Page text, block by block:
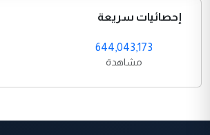
إحصائيات سريعة
644,043,173
مشاهدة